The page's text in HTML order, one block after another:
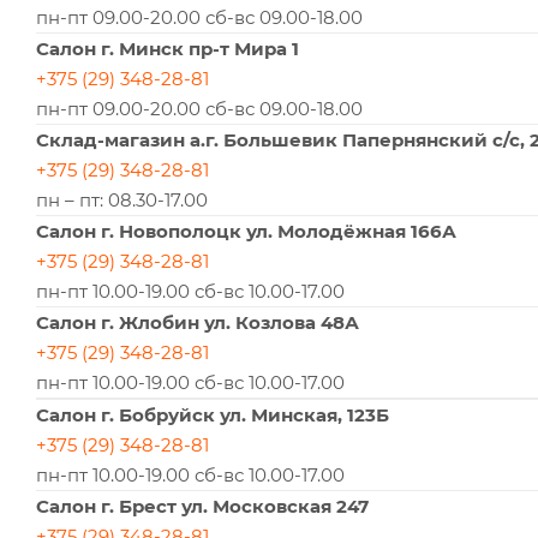
пн-пт 09.00-20.00 сб-вс 09.00-18.00
Салон г. Минск пр-т Мира 1
+375 (29) 348-28-81
пн-пт 09.00-20.00 сб-вс 09.00-18.00
Склад-магазин а.г. Большевик Папернянский с/с,
+375 (29) 348-28-81
пн – пт: 08.30-17.00
Салон г. Новополоцк ул. Молодёжная 166А
+375 (29) 348-28-81
пн-пт 10.00-19.00 сб-вс 10.00-17.00
Салон г. Жлобин ул. Козлова 48А
+375 (29) 348-28-81
пн-пт 10.00-19.00 сб-вс 10.00-17.00
Салон г. Бобруйск ул. Минская, 123Б
+375 (29) 348-28-81
пн-пт 10.00-19.00 сб-вс 10.00-17.00
Салон г. Брест ул. Московская 247